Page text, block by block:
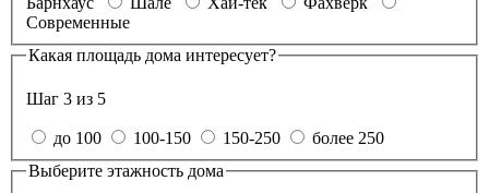
Современные
Какая площадь дома интересует?
Шаг 3 из 5
до 100 100-150 150-250
более 250
Выберите этажность дома